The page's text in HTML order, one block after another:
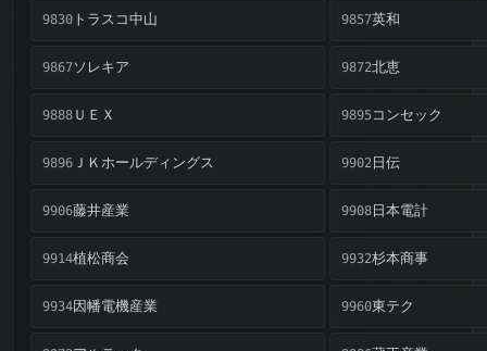
9830 トラスコ中山 9857英和
9867ソレキア 9872北恵
9888 ＵＥＸ 9895コンセック
9896 ＪＫホールディングス 9902日伝
9906藤井産業 9908日本電計
9914植松商会 9932杉本商事
9934因幡電機産業 9960東テク